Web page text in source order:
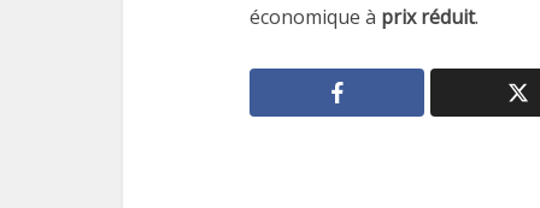
économique à prix réduit.